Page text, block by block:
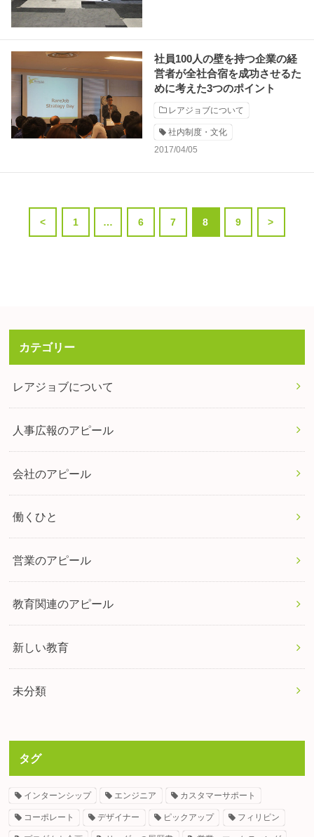
社員100人の壁を持つ企業の経
営者が全社合宿を成功させるた
めに考えた3つのポイント
レアジョブについて
社内制度・文化
2017/04/05
< 1 … 6 7 8 9 >
カテゴリー
レアジョブについて
人事広報のアピール
会社のアピール
働くひと
営業のアピール
教育関連のアピール
新しい教育
未分類
タグ
インターンシップ エンジニア カスタマーサポート
コーポレート デザイナー ピックアップ フィリピン